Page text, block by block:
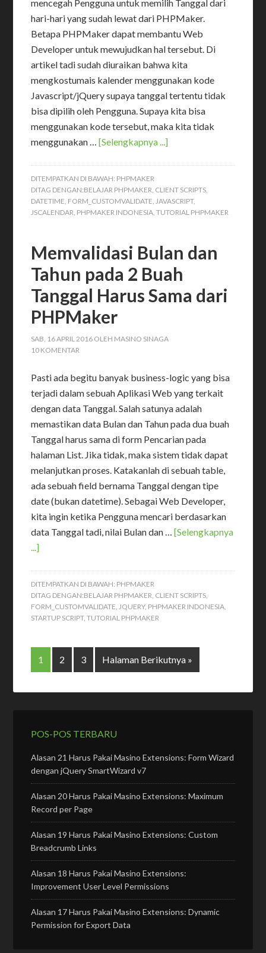
mencegah Pengguna untuk memilih Tanggal dari
hari-hari yang sudah lewat dari PHPMaker.
Betapa PHPMaker dapat membantu Web
Developer untuk mewujudkan hal tersebut. Di
artikel tadi sudah diuraikan bahwa kita
mengkostumais kalender menggunakan kode
Javascript/jQuery supaya tanggal tertentu tidak
bisa dipilih oleh Pengguna. Supaya kita bisa
menggunakan kode tersebut, maka kita tidak
menggunakan …[Selengkapnya ...]
DITEMPATKAN DI BAWAH: PHPMAKER
DITAG DENGAN:BELAJAR PHPMAKER, CLIENT SCRIPTS,
DATETIME, FORM_CUSTOMVALIDATE,JAVASCRIPT,
JSCALENDAR, PHPMAKER INDONESIA,TUTORIAL PHPMAKER
Memvalidasi Bulan dan
Tahun pada 2 Buah
Tanggal Harus Sama dari
PHPMaker
SAB, 16 APRIL 2016 OLEH MASINO SINAGA
10 KOMENTAR
Pasti ada begitu banyak business-logic yang bisa
terjadi dalam sebuah Aplikasi Web yang terkait
dengan data Tanggal. Salah satunya adalah
memastikan data Bulan dan Tahun pada dua buah
Tanggal harus sama di form Pencarian pada
halaman List. Jika tidak, maka sistem tidak dapat
melanjutkan proses. Katakanlah di sebuah table,
ada sebuah field bernama Tanggal dengan tipe
date (bukan datetime). Sebagai Web Developer,
kita ingin ketika Pengguna mencari berdasarkan
data Tanggal tadi, nilai Bulan dan …[Selengkapnya
...]
DITEMPATKAN DI BAWAH: PHPMAKER
DITAG DENGAN:BELAJAR PHPMAKER, CLIENT SCRIPTS,
FORM_CUSTOMVALIDATE,JQUERY, PHPMAKER INDONESIA,
STARTUP SCRIPT,TUTORIAL PHPMAKER
1 2 3 Halaman Berikutnya »
POS-POS TERBARU
Alasan 21 Harus Pakai Masino Extensions: Form Wizard
dengan jQuery SmartWizard v7
Alasan 20 Harus Pakai Masino Extensions: Maximum
Record per Page
Alasan 19 Harus Pakai Masino Extensions: Custom
Breadcrumb Links
Alasan 18 Harus Pakai Masino Extensions:
Improvement User Level Permissions
Alasan 17 Harus Pakai Masino Extensions: Dynamic
Permission for Export Data